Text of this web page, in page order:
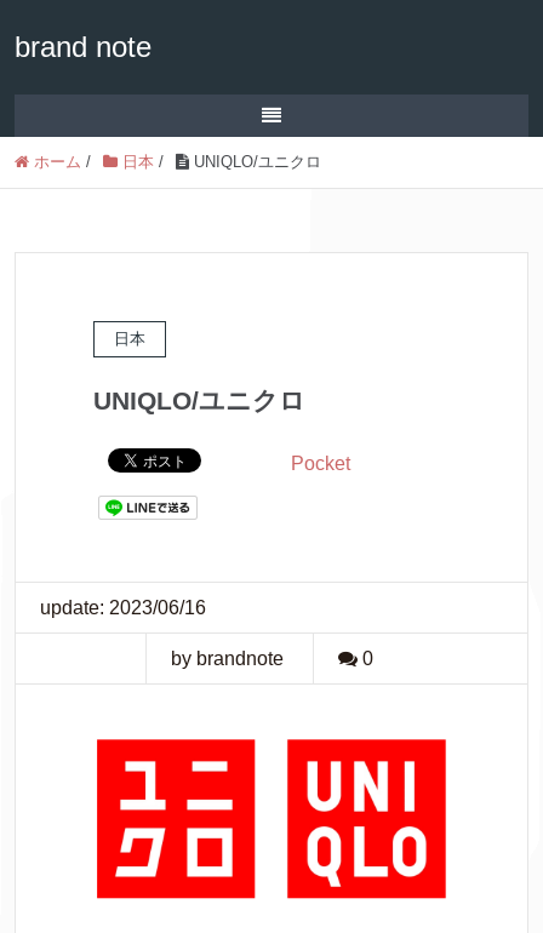
brand note
ホーム / 日本 / UNIQLO/ユニクロ
日本
UNIQLO/ユニクロ
Pocket
update: 2023/06/16
by brandnote 0